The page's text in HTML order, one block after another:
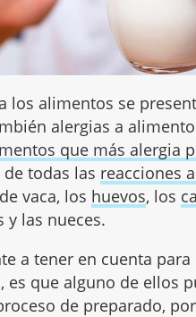
los alimentos se
alergias a
que más alergia
todas las reacciones
vaca, los huevos, los
y las nueces.
a tener en cuenta
es que alguno de ellos
de preparado,